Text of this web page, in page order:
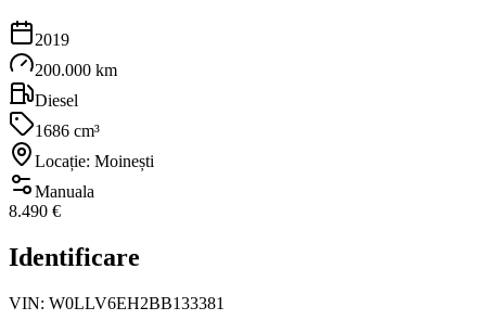
2019
200.000 km
Diesel
1686 cm³
Locație: Moinești
Manuala
8.490 €
Identificare
VIN: W0LLV6EH2BB133381